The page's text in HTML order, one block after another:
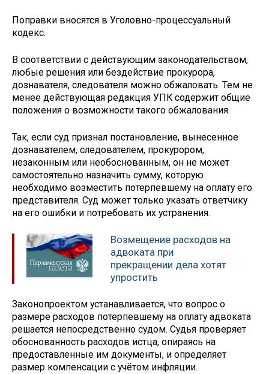
Поправки вносятся в Уголовно-процессуальный
кодекс.
В соответствии с действующим законодательством,
любые решения или бездействие прокурора,
дознавателя, следователя можно обжаловать. Тем не
менее действующая редакция УПК содержит общие
положения о возможности такого обжалования.
Так, если суд признал постановление, вынесенное
дознавателем, следователем, прокурором,
незаконным или необоснованным, он не может
самостоятельно назначить сумму, которую
необходимо возместить потерпевшему на оплату его
представителя. Суд может только указать ответчику
на его ошибки и потребовать их устранения.
Возмещение расходов на
адвоката при
прекращении дела хотят
упростить
Законопроектом устанавливается, что вопрос о
размере расходов потерпевшему на оплату адвоката
решается непосредственно судом. Судья проверяет
обоснованность расходов истца, опираясь на
предоставленные им документы, и определяет
размер компенсации с учётом инфляции.